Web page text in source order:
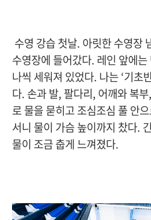
수영 강습 첫날. 아릿한 수영장
수영장에 들어갔다. 레인 앞에
나씩 세워져 있었다. 나는 ‘기초
다. 손과 발, 팔다리, 어깨와 복
로 물을 묻히고 조심조심 풀 안
서니 물이 가슴 높이까지 찼다.
물이 조금 춥게 느껴졌다.